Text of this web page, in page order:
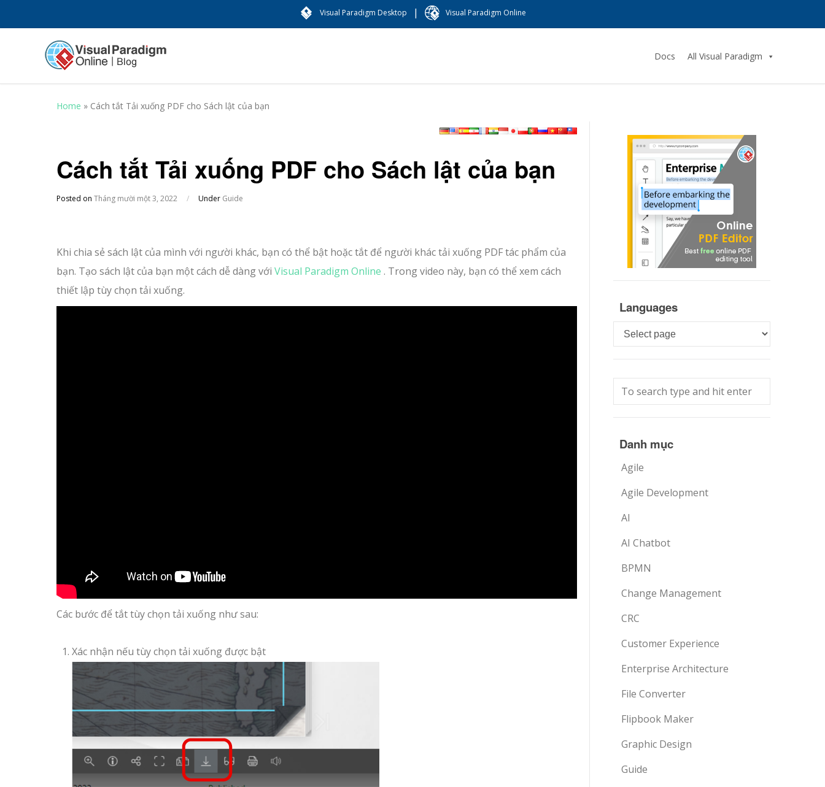
Visual Paradigm Desktop | Visual Paradigm Online
Docs All Visual Paradigm
Home » Cách tắt Tải xuống PDF cho Sách lật của bạn
Cách tắt Tải xuống PDF cho Sách lật của bạn
Posted on Tháng mười một 3, 2022 / Under Guide
Khi chia sẻ sách lật của mình với người khác, bạn có thể bật hoặc tắt để người khác tải xuống PDF tác phẩm của
bạn. Tạo sách lật của bạn một cách dễ dàng với Visual Paradigm Online . Trong video này, bạn có thể xem cách
thiết lập tùy chọn tải xuống.
Các bước để tắt tùy chọn tải xuống như sau:
Xác nhận nếu tùy chọn tải xuống được bật
Languages
Languages
Danh mục
Agile
Agile Development
AI
AI Chatbot
BPMN
Change Management
CRC
Customer Experience
Enterprise Architecture
File Converter
Flipbook Maker
Graphic Design
Guide